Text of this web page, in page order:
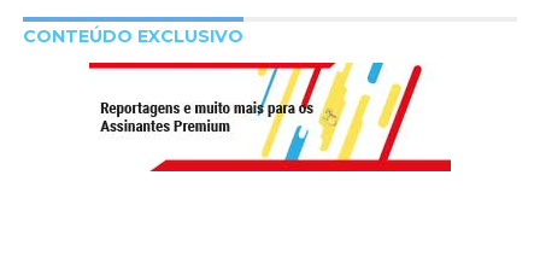
CONTEÚDO EXCLUSIVO